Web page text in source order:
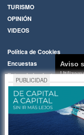
TURISMO
OPINIÓN
VIDEOS
Política de Cookies
Encuestas
Fotos de los lectores
Temas de actualidad
Nosotros
Contacto
RADIO
PUBLICIDAD
Aviso
de